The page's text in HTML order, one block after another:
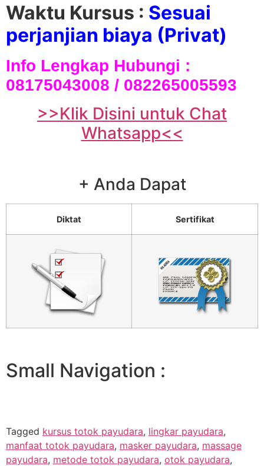
Waktu Kursus : Sesuai
perjanjian biaya (Privat)
Info Lengkap Hubungi :
08175043008 / 082265005593
>>Klik Disini untuk Chat
Whatsapp<<
+ Anda Dapat
Diktat Sertifikat
Small Navigation :
Tagged kursus totok payudara, lingkar payudara,
manfaat totok payudara, masker payudara, massage
payudara, metode totok payudara, otok payudara,